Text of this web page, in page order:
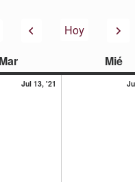
AnteriorHoy
Marmartes Mié
Jul 13, '21